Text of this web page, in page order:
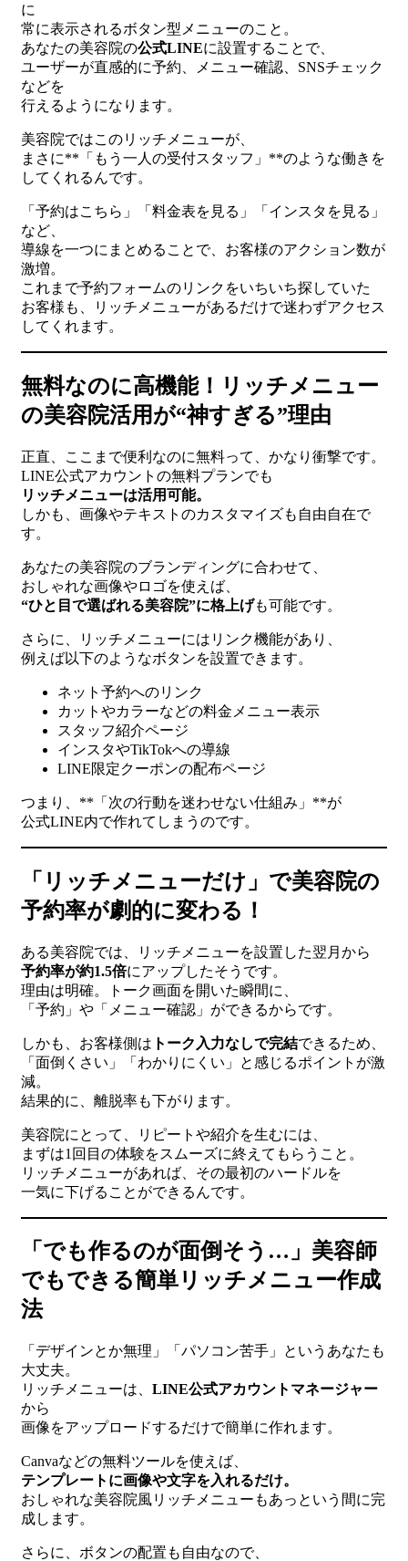
に
常に表示されるボタン型メニューのこと。
あなたの美容院の公式LINEに設置することで、
ユーザーが直感的に予約、メニュー確認、SNSチェック
などを
行えるようになります。
美容院ではこのリッチメニューが、
まさに**「もう一人の受付スタッフ」**のような働きを
してくれるんです。
「予約はこちら」「料金表を見る」「インスタを見る」
など、
導線を一つにまとめることで、お客様のアクション数が
激増。
これまで予約フォームのリンクをいちいち探していた
お客様も、リッチメニューがあるだけで迷わずアクセス
してくれます。
無料なのに高機能！リッチメニュー
の美容院活用が“神すぎる”理由
正直、ここまで便利なのに無料って、かなり衝撃です。
LINE公式アカウントの無料プランでも
リッチメニューは活用可能。
しかも、画像やテキストのカスタマイズも自由自在で
す。
あなたの美容院のブランディングに合わせて、
おしゃれな画像やロゴを使えば、
“ひと目で選ばれる美容院”に格上げも可能です。
さらに、リッチメニューにはリンク機能があり、
例えば以下のようなボタンを設置できます。
ネット予約へのリンク
カットやカラーなどの料金メニュー表示
スタッフ紹介ページ
インスタやTikTokへの導線
LINE限定クーポンの配布ページ
つまり、**「次の行動を迷わせない仕組み」**が
公式LINE内で作れてしまうのです。
「リッチメニューだけ」で美容院の
予約率が劇的に変わる！
ある美容院では、リッチメニューを設置した翌月から
予約率が約1.5倍にアップしたそうです。
理由は明確。トーク画面を開いた瞬間に、
「予約」や「メニュー確認」ができるからです。
しかも、お客様側は トーク入力なしで完結できるため、
「面倒くさい」「わかりにくい」と感じるポイントが激
減。
結果的に、離脱率も下がります。
美容院にとって、リピートや紹介を生むには、
まずは1回目の体験をスムーズに終えてもらうこと。
リッチメニューがあれば、その最初のハードルを
一気に下げることができるんです。
「でも作るのが面倒そう…」美容師
でもできる簡単リッチメニュー作成
法
「デザインとか無理」「パソコン苦手」というあなたも
大丈夫。
リッチメニューは、 LINE公式アカウントマネージャー
から
画像をアップロードするだけで簡単に作れます。
Canvaなどの無料ツールを使えば、
テンプレートに画像や文字を入れるだけ。
おしゃれな美容院風リッチメニューもあっという間に完
成します。
さらに、ボタンの配置も自由なので、